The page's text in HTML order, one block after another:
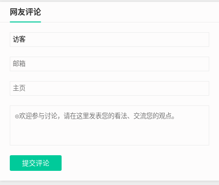
网友评论
提交评论